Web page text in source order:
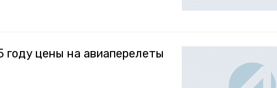
цены на авиаперелеты